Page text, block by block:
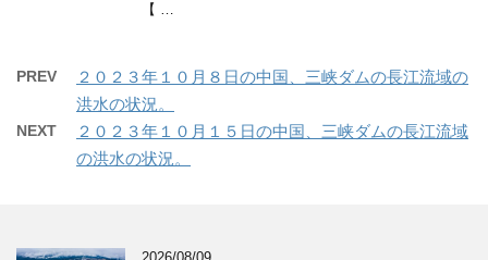
【 …
PREV
２０２３年１０月８日の中国、三峡ダムの長江流域の
洪水の状況。
NEXT
２０２３年１０月１５日の中国、三峡ダムの長江流域
の洪水の状況。